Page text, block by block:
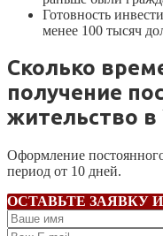
Готовность
менее 100 тысяч
Сколько
получение
жительство в
Оформление
период от 10 дней.
ОСТАВЬТЕ ЗАЯВКУ